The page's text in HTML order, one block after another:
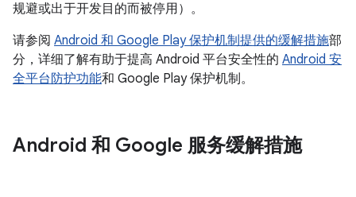
规避或出于开发目的而被停用）。
请参阅 Android 和 Google Play 保护机制提供的缓解措施部
分，详细了解有助于提高 Android 平台安全性的 Android 安
全平台防护功能和 Google Play 保护机制。
Android 和 Google 服务缓解措施